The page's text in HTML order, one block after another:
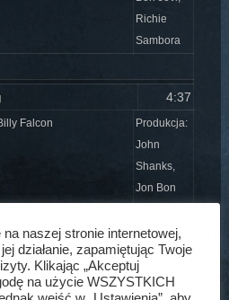
Richie
Sambora
4:37
Falcon
Produkcja:
John
Shanks,
Jon Bon
Richie
Sambora
naszej stronie internetowej,
działanie, zapamiętując Twoje
Klikając „Akceptuj
na użycie WSZYSTKICH